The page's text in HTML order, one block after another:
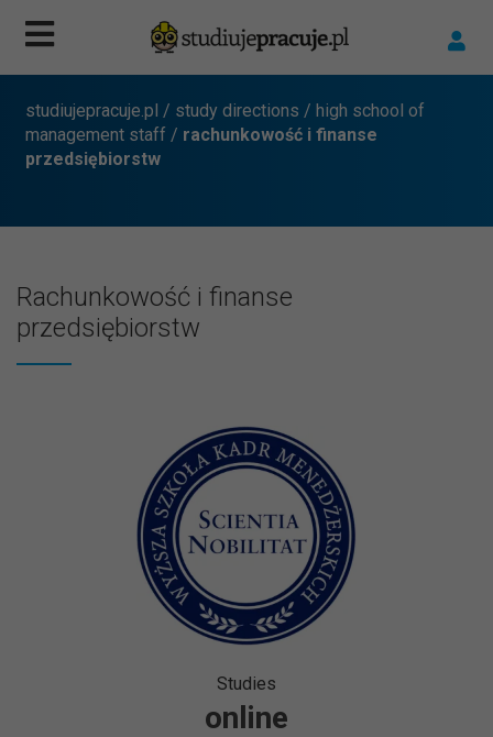
studiujepracuje.pl / study directions / high school of
management staff / rachunkowość i finanse
przedsiębiorstw
Rachunkowość i finanse
przedsiębiorstw
Studies
online